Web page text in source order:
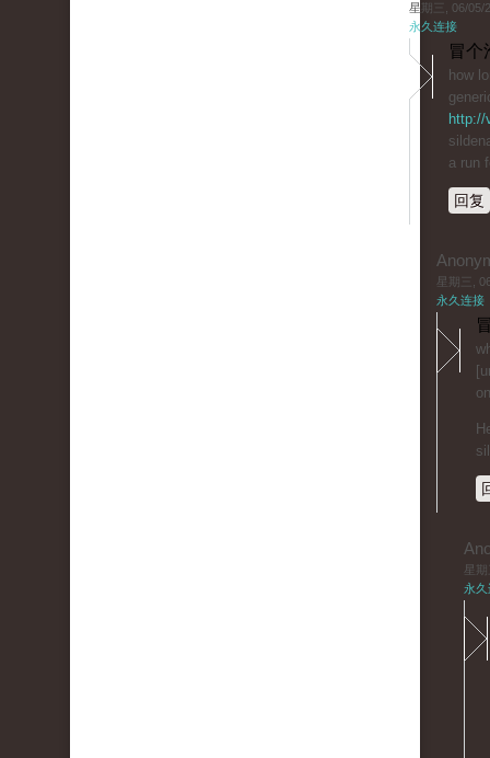
星期三, 06/05/
永久连接
冒个
how
http://
a run
回复
星期三,
永久连接
星
永久